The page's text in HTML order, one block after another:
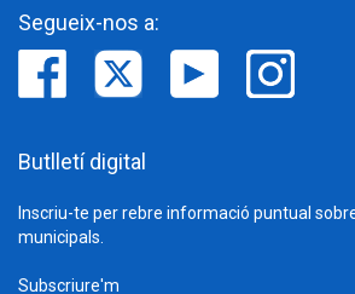
Segueix-nos a:
Butlletí digital
Inscriu-te per rebre informació puntual
municipals.
Subscriure'm